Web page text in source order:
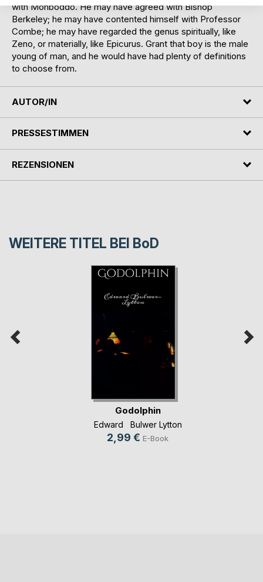
with Monboddo. He may have agreed with Bishop
Berkeley; he may have contented himself with Professor
Combe; he may have regarded the genus spiritually, like
Zeno, or materially, like Epicurus. Grant that boy is the male
young of man, and he would have had plenty of definitions
to choose from.
AUTOR/IN
PRESSESTIMMEN
REZENSIONEN
WEITERE TITEL BEI BoD
Godolphin
Edward Bulwer Lytton
2,99 € E-Book